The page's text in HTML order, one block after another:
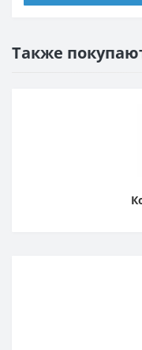
Также